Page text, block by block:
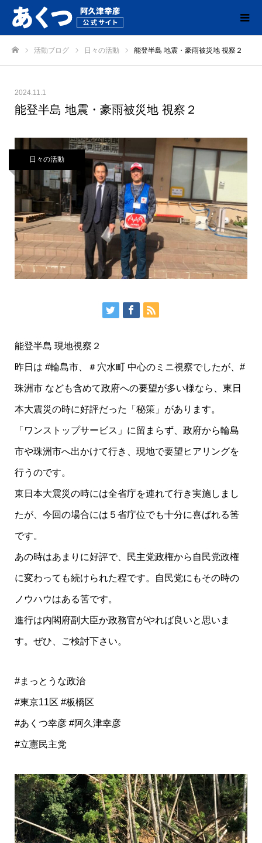
活動ブログ 日々の活動 能登半島 地震・豪雨被災地 視察２
2024.11.1
能登半島 地震・豪雨被災地 視察２
日々の活動
能登半島 現地視察２
昨日は #輪島市、＃穴水町 中心のミニ視察でしたが、#
珠洲市 なども含めて政府への要望が多い様なら、東日
本大震災の時に好評だった「秘策」があります。
「ワンストップサービス」に留まらず、政府から輪島
市や珠洲市へ出かけて行き、現地で要望ヒアリングを
行うのです。
東日本大震災の時には全省庁を連れて行き実施しまし
たが、今回の場合には５省庁位でも十分に喜ばれる筈
です。
あの時はあまりに好評で、民主党政権から自民党政権
に変わっても続けられた程です。自民党にもその時の
ノウハウはある筈です。
進行は内閣府副大臣か政務官がやれば良いと思いま
す。ぜひ、ご検討下さい。
#まっとうな政治
#東京11区 #板橋区
#あくつ幸彦 #阿久津幸彦
#立憲民主党